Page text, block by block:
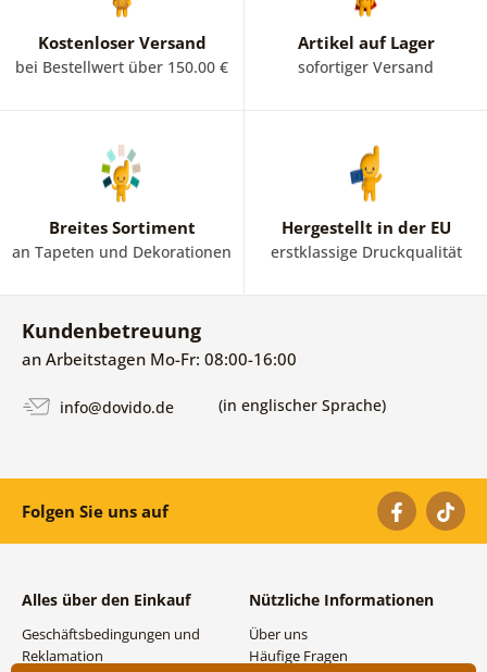
Kostenloser Versand
bei Bestellwert über 150.00 €
Artikel auf Lager
sofortiger Versand
Breites Sortiment
an Tapeten und Dekorationen
Hergestellt in der EU
erstklassige Druckqualität
Kundenbetreuung
an Arbeitstagen Mo-Fr: 08:00-16:00
info@dovido.de (in englischer Sprache)
Folgen Sie uns auf
Alles über den Einkauf
Geschäftsbedingungen und
Reklamation
Nützliche Informationen
Über uns
Häufige Fragen